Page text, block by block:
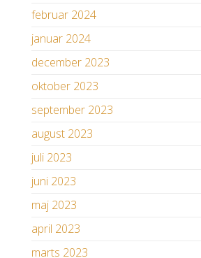
februar 2024
januar 2024
december 2023
oktober 2023
september 2023
august 2023
juli 2023
juni 2023
maj 2023
april 2023
marts 2023